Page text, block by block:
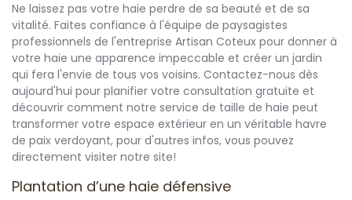
Ne laissez pas votre haie perdre de sa beauté et de sa
vitalité. Faites confiance à l'équipe de paysagistes
professionnels de l'entreprise Artisan Coteux pour donner à
votre haie une apparence impeccable et créer un jardin
qui fera l'envie de tous vos voisins. Contactez-nous dès
aujourd'hui pour planifier votre consultation gratuite et
découvrir comment notre service de taille de haie peut
transformer votre espace extérieur en un véritable havre
de paix verdoyant, pour d'autres infos, vous pouvez
directement visiter notre site!
Plantation d’une haie défensive